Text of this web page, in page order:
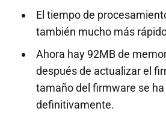
El tiempo de
también mucho más
Ahora hay 92MB de
después de actualizar el
tamaño del firmware se
definitivamente.